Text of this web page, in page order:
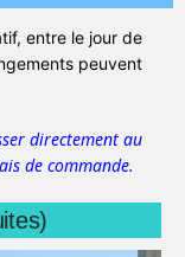
entre le jour de
peuvent
directement au
de commande.